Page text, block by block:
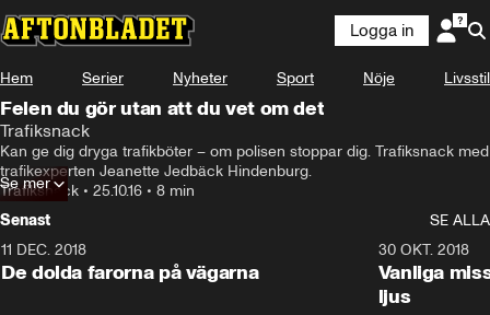
Logga in
Hem Serier Nyheter Sport Nöje Livsstil
Felen du gör utan att du vet om det
Trafiksnack
Kan ge dig dryga trafikböter – om polisen stoppar dig. Trafiksnack med
trafikexperten Jeanette Jedbäck Hindenburg.
Trafiksnack • 25.10.16 • 8 min
Se mer
Senast
SE ALLA
11 DEC. 2018
De dolda farorna på vägarna
30 OKT. 2018
Vanliga
ljus